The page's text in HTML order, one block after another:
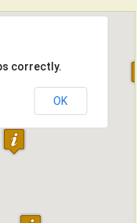
correctly.
OK